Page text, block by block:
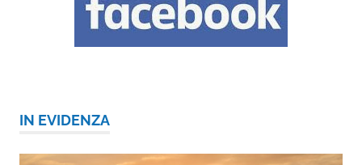
IN EVIDENZA